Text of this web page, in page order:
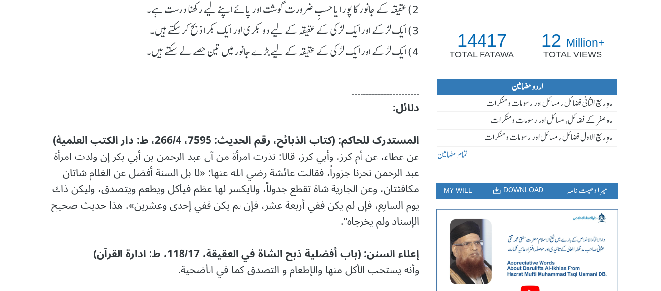
2) عقیقہ کے جانور کا پورا یا حسبِ ضرورت گوشت اور پائے اپنے لیے رکھنا درست ہے۔
3) ایک لڑکے اور ایک لڑکی کے عقیقہ کے لیے دو بکری اور ایک بکرا ذبح کرسکتے ہیں۔
4) ایک لڑکے اور ایک لڑکی کے عقیقہ کے لیے بڑے جانور میں تین حصے لے سکتے ہیں۔
۔۔۔۔۔۔۔۔۔۔۔۔۔۔۔۔۔۔۔۔۔۔۔
دلائل:
المستدرک للحاکم: (کتاب الذبائح، رقم الحدیث: 7595، 266/4، ط: دار الكتب العلمية)
عن عطاء، عن أم كرز، وأبي كرز، قالا: نذرت امرأة من آل عبد الرحمن بن أبي بكر إن ولدت امرأة
عبد الرحمن نحرنا جزوراً، فقالت عائشة رضي الله عنها: «لا بل السنة أفضل عن الغلام شاتان
مكافئتان، وعن الجارية شاة تقطع جدولاً، ولايكسر لها عظم فيأكل ويطعم ويتصدق، وليكن ذاك
يوم السابع، فإن لم يكن ففي أربعة عشر، فإن لم يكن ففي إحدى وعشرين». هذا حديث صحيح
الإسناد ولم يخرجاه".
إعلاء السنن: (باب أفضلية ذبح الشاة في العقيقة، 118/17، ط: ادارۃ القرآن)
وأنه يستحب الأكل منها والإطعام و التصدق كما في الأضحية.
14417
TOTAL FATAWA
12 Million+
TOTAL VIEWS
اردو مضامین
ماہ ِربیع الثانی فضائل ، مسائل اور رسومات و منکرات
ماہ صفر کے فضائل، مسائل اور رسومات و منکرات
ماہ ِربیع الاول فضائل ، مسائل اور رسومات و منکرات
تمام مضامین
MY WILL DOWNLOAD میرا وصیت نامہ